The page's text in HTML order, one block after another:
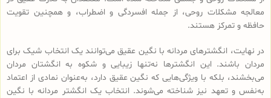
معالجه مشکلات روحی، از جمله افسردگی و اضطراب، و همچنین تقویت
حافظه و تمرکز هستند.
در نهایت، انگشترهای مردانه با نگین عقیق می‌توانند یک انتخاب شیک برای
مردان باشند. این انگشترها نه‌تنها زیبایی و شکوه به انگشتان مردان
می‌بخشند، بلکه با ویژگی‌هایی که نگین عقیق دارد، به‌عنوان نمادی از اعتماد
به‌نفس و تعهد نیز شناخته می‌شوند. انتخاب یک انگشتر مردانه با نگین